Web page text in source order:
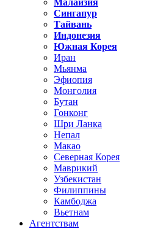
Малайзия
Сингапур
Тайвань
Индонезия
Южная Корея
Иран
Мьянма
Эфиопия
Монголия
Бутан
Гонконг
Шри Ланка
Непал
Макао
Северная Корея
Маврикий
Узбекистан
Филиппины
Камбоджа
Вьетнам
Агентствам